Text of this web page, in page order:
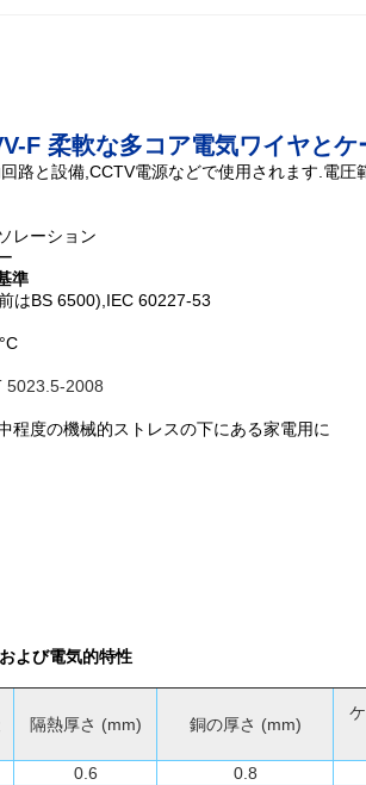
F 柔軟な多コア電気ワイヤと
路と設備,CCTV電源などで使用されます.電
レーション
準
はBS 6500),IEC 60227-53
5023.5-2008
程度の機械的ストレスの下にある家電用に
よび電気的特性
隔熱厚さ (mm) 銅の厚さ (mm)
0.6 0.8